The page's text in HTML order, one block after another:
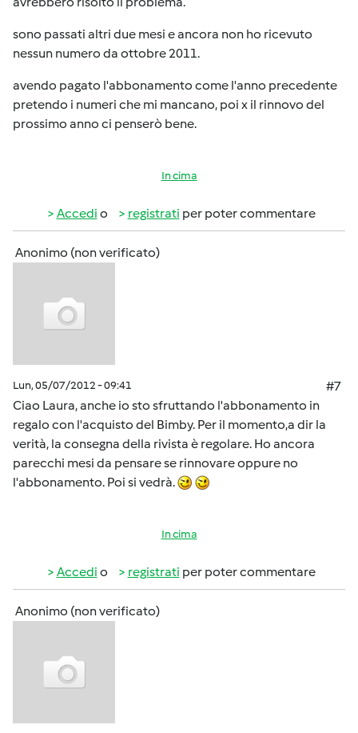
sono passati altri due mesi e ancora non ho ricevuto
nessun numero da ottobre 2011.
avendo pagato l'abbonamento come l'anno precedente
pretendo i numeri che mi mancano, poi x il rinnovo del
prossimo anno ci penserò bene.
In cima
Accedi o registrati per poter commentare
Anonimo (non verificato)
Lun, 05/07/2012 - 09:41
#7
Ciao Laura, anche io sto sfruttando l'abbonamento in
regalo con l'acquisto del Bimby. Per il momento,a dir la
verità, la consegna della rivista è regolare. Ho ancora
parecchi mesi da pensare se rinnovare oppure no
l'abbonamento. Poi si vedrà.
In cima
Accedi o registrati per poter commentare
Anonimo (non verificato)